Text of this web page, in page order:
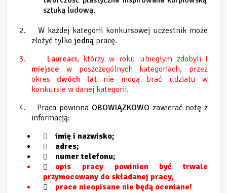
sztuką ludową.
2.
W każdej kategorii konkursowej uczestnik może
złożyć tylko jedną pracę.
3.
Laureaci, którzy w roku ubiegłym zdobyli I
miejsce w poszczególnych kategoriach, przez
okres dwóch latnie mogą brać udziału w
konkursie w danej kategorii.
4.
Praca powinna OBOWIĄZKOWO zawierać notę z
informacją:
imię i nazwisko;
adres;
numer telefonu;
opis pracy powinien być trwale
przymocowany do składanej pracy,
prace nieopisane nie będą oceniane!